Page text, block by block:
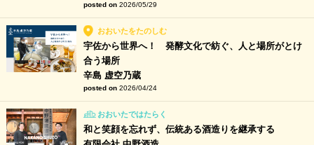
posted on 2026/05/29
おおいたをたのしむ
宇佐から世界へ！ 発酵文化で紡ぐ、人と場所がとけ
合う場所
辛島 虚空乃蔵
posted on 2026/04/24
おおいたではたらく
和と笑顔を忘れず、伝統ある酒造りを継承する